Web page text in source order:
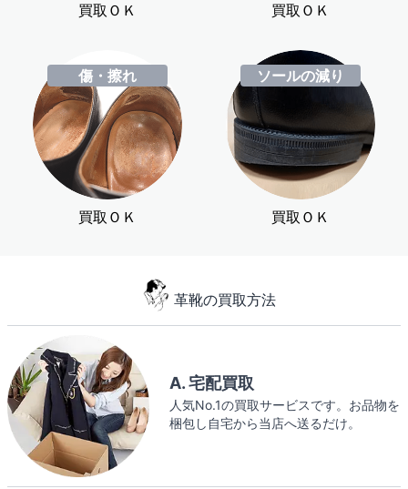
買取ＯＫ 買取ＯＫ
傷・擦れ
買取ＯＫ
ソールの減り
買取ＯＫ
革靴の買取方法
A. 宅配買取
人気No.1の買取サービスです。お品物を
梱包し自宅から当店へ送るだけ。